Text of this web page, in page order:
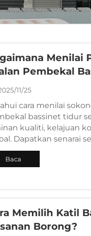
Menilai
Pembekal
11/25
cara menilai
bassinet tidur
kualiti, kelajuan
Dapatkan senarai
Baca
Memilih Katil
Borong?